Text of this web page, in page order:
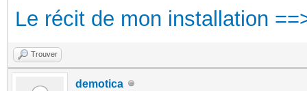
Le récit de mon installation
Trouver
demotica